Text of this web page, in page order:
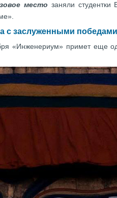
место заняли студентки
с заслуженными
«Инженериум» примет еще